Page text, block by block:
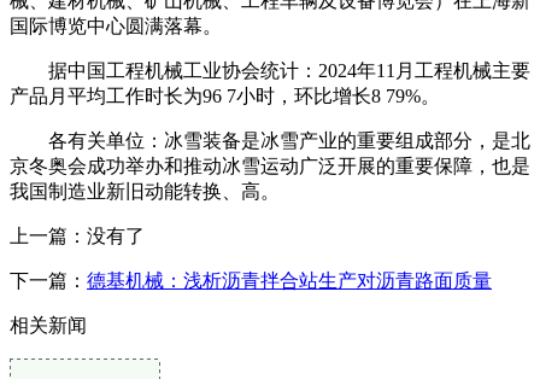
国际博览中心圆满落幕。
据中国工程机械工业协会统计：2024年11月工程机械主要
产品月平均工作时长为96 7小时，环比增长8 79%。
各有关单位：冰雪装备是冰雪产业的重要组成部分，是北
京冬奥会成功举办和推动冰雪运动广泛开展的重要保障，也是
我国制造业新旧动能转换、高。
上一篇：没有了
下一篇： 德基机械：浅析沥青拌合站生产对沥青路面质量
相关新闻